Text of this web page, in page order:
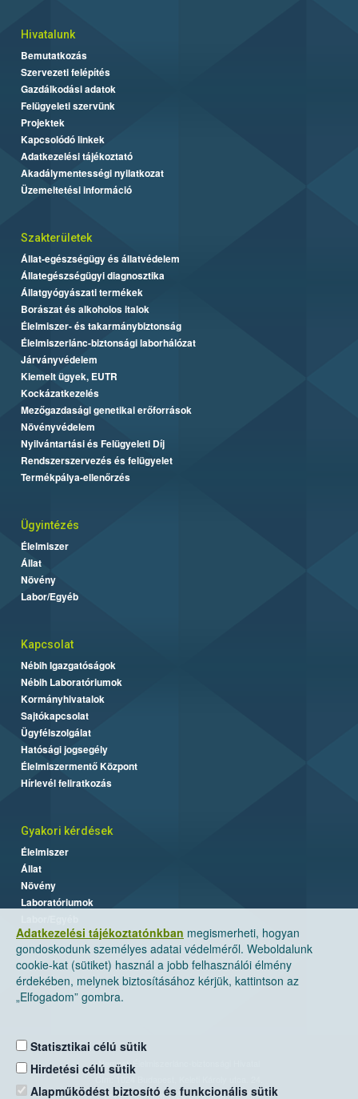
Adatkezelési tájékoztatónkban megismerheti, hogyan
gondoskodunk személyes adatai védelméről. Weboldalunk
cookie-kat (sütiket) használ a jobb felhasználói élmény
érdekében, melynek biztosításához kérjük, kattintson az
„Elfogadom” gombra.
Statisztikai célú sütik
Hirdetési célú sütik
Alapműködést biztosító és funkcionális sütik
Hivatalunk
Bemutatkozás
Szervezeti felépítés
Gazdálkodási adatok
Felügyeleti szervünk
Projektek
Kapcsolódó linkek
Adatkezelési tájékoztató
Akadálymentességi nyilatkozat
Üzemeltetési információ
Szakterületek
Állat-egészségügy és állatvédelem
Állategészségügyi diagnosztika
Állatgyógyászati termékek
Borászat és alkoholos italok
Élelmiszer- és takarmánybiztonság
Élelmiszerlánc-biztonsági laborhálózat
Járványvédelem
Kiemelt ügyek, EUTR
Kockázatkezelés
Mezőgazdasági genetikai erőforrások
Növényvédelem
Nyilvántartási és Felügyeleti Díj
Rendszerszervezés és felügyelet
Termékpálya-ellenőrzés
Ügyintézés
Élelmiszer
Állat
Növény
Labor/Egyéb
Kapcsolat
Nébih Igazgatóságok
Nébih Laboratóriumok
Kormányhivatalok
Sajtókapcsolat
Ügyfélszolgálat
Hatósági jogsegély
Élelmiszermentő Központ
Hírlevél feliratkozás
Gyakori kérdések
Élelmiszer
Állat
Növény
Laboratóriumok
Nemzeti Élelmiszerlánc-biztonsági Hivatal
Levelezési cím: 1525 Budapest. Pf. 30.